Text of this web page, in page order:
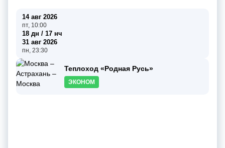
14 авг 2026
пт, 10:00
18 дн / 17 нч
31 авг 2026
пн, 23:30
Теплоход «Родная Русь»
ЭКОНОМ